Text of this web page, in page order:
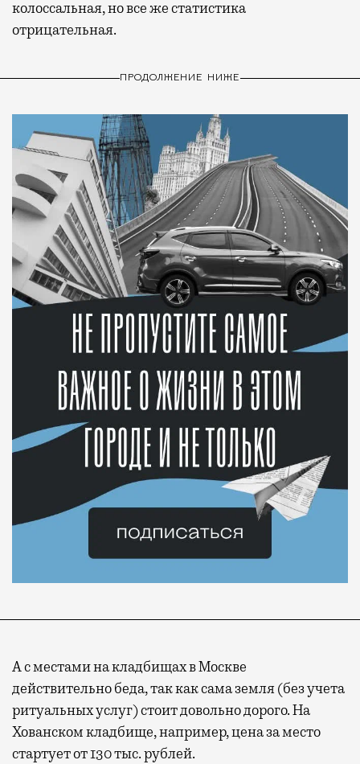
колоссальная, но все же статистика
отрицательная.
ПРОДОЛЖЕНИЕ НИЖЕ
Ас местами на кладбищах в Москве
действительно беда, так как сама земля (без учета
ритуальных услуг) стоит довольно дорого. На
Хованском кладбище, например, цена за место
стартует от 130 тыс. рублей.